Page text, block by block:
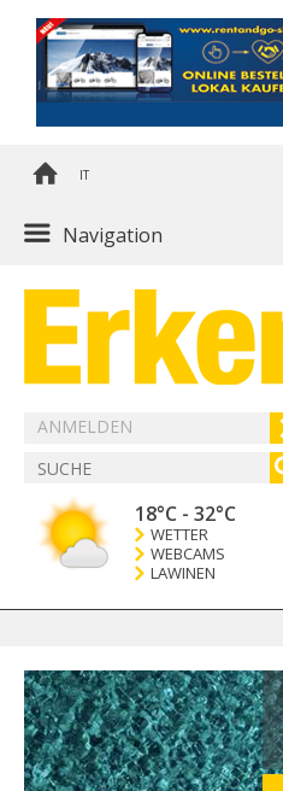
IT
Navigation
ANMELDEN
18°C - 32°C
WETTER
WEBCAMS
LAWINEN